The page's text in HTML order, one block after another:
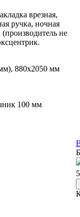
врезная,
ручка, ночная
не
880х2050 мм
100 мм